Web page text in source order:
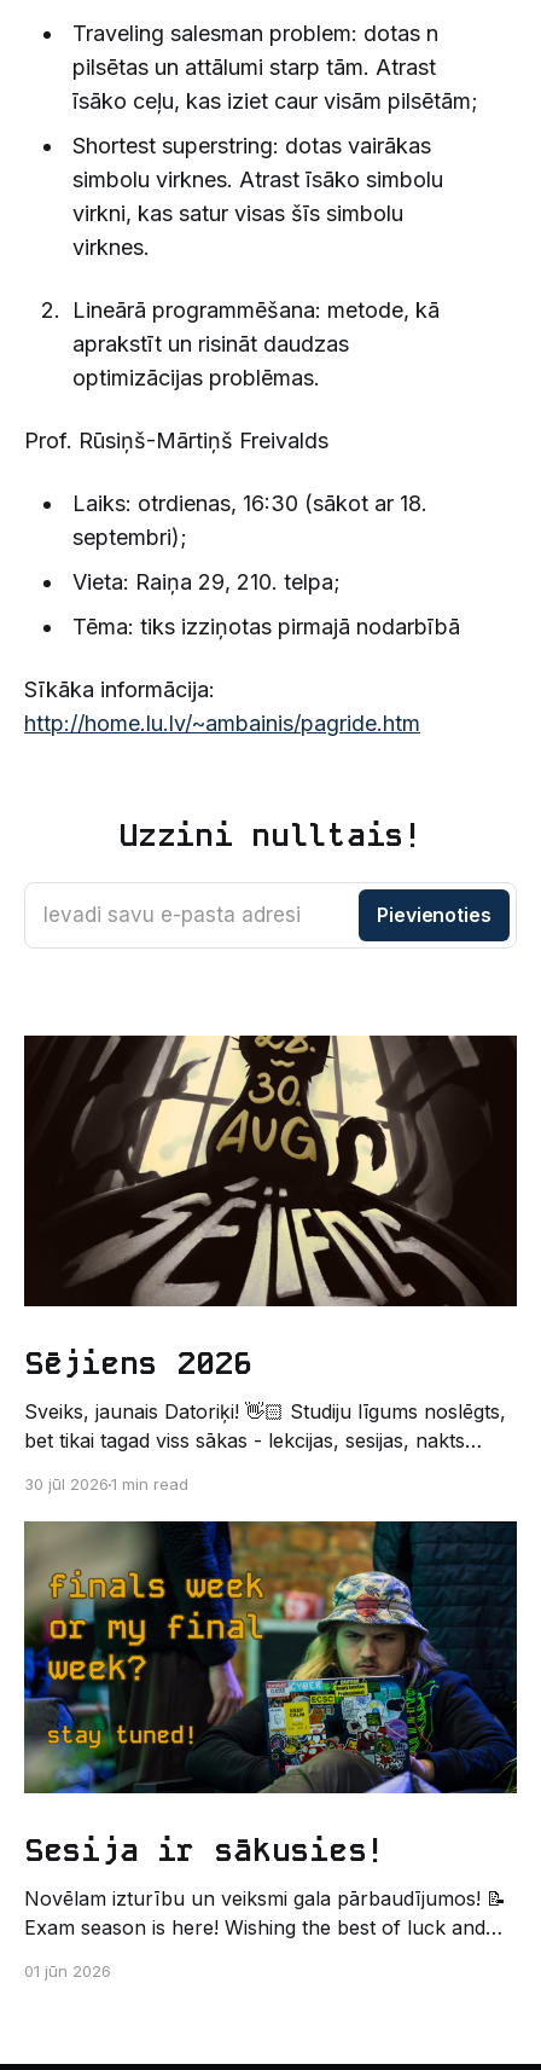
Traveling salesman problem: dotas n
pilsētas un attālumi starp tām. Atrast
īsāko ceļu, kas iziet caur visām pilsētām;
Shortest superstring: dotas vairākas
simbolu virknes. Atrast īsāko simbolu
virkni, kas satur visas šīs simbolu
virknes.
Lineārā programmēšana: metode, kā
aprakstīt un risināt daudzas
optimizācijas problēmas.
Prof. Rūsiņš-Mārtiņš Freivalds
Laiks: otrdienas, 16:30 (sākot ar 18.
septembri);
Vieta: Raiņa 29, 210. telpa;
Tēma: tiks izziņotas pirmajā nodarbībā
Sīkāka informācija:
http://home.lu.lv/~ambainis/pagride.htm
Uzzini nulltais!
Ievadi savu e-pasta adresi Pievienoties
Sējiens 2026
Sveiks, jaunais Datoriķi! 👋🏻 Studiju līgums noslēgts,
bet tikai tagad viss sākas - lekcijas, sesijas, nakts
Un kas gan būtu labāks veids, kā iepazīt savu jauno
dzīvi LU EZTF datoriķu vidē, par došanos uz
leģendāro “Sējienu”? 🐱 Šī pirmsaristoteļa nometne
palīdzēs tev iegūt pirmos draugus, ieskatu studenta
30 jūl 20261 min read
Sesija ir sākusies!
Novēlam izturību un veiksmi gala pārbaudījumos! 📝
Exam season is here! Wishing the best of luck and
pašpārvaldes komunikācijas virziens
01 jūn 2026